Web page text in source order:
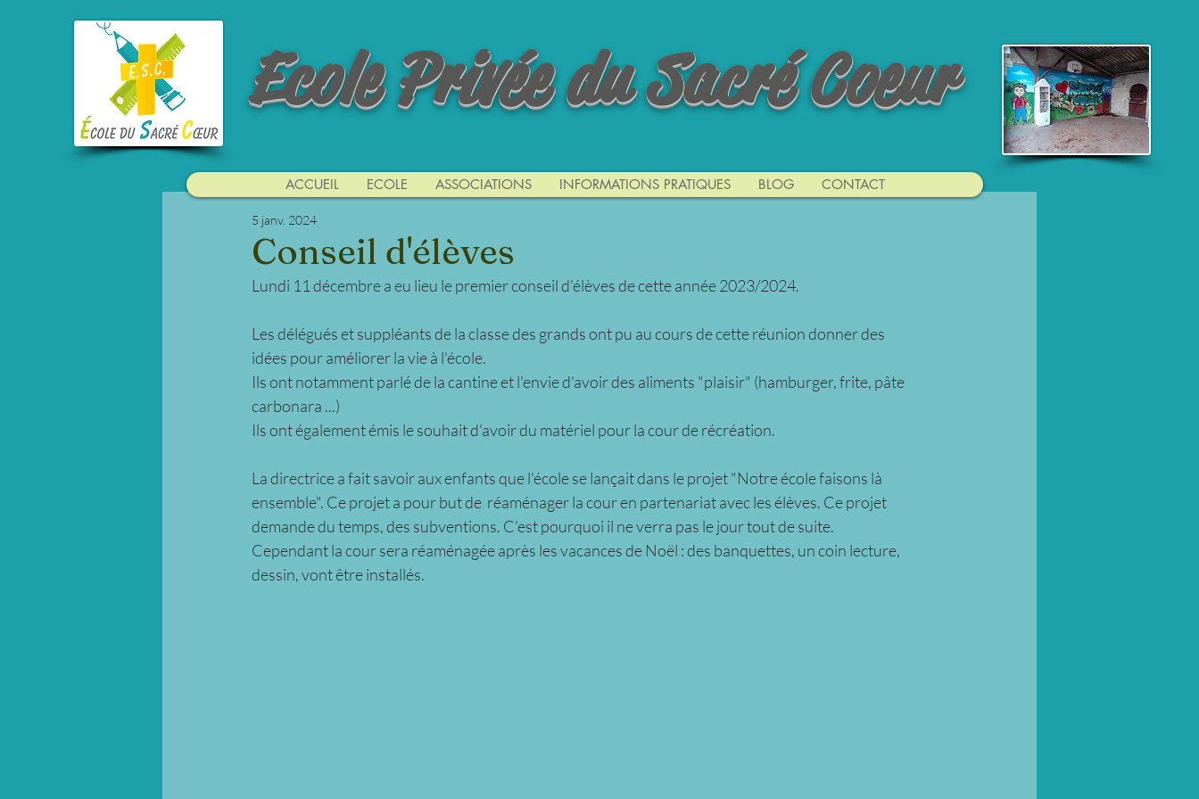
Ecole Privée du Sacré Coeur
ACCUEIL ECOLE ASSOCIATIONS INFORMATIONS PRATIQUES BLOG CONTACT
Conseil d'élèves
5 janv. 2024
Lundi 11 décembre a eu lieu le premier conseil d'élèves de cette année 2023/2024.
Les délégués et suppléants de la classe des grands ont pu au cours de cette réunion donner des
idées pour améliorer la vie à l'école.
Ils ont notamment parlé de la cantine et l'envie d'avoir des aliments "plaisir" (hamburger, frite, pâte
carbonara ...)
Ils ont également émis le souhait d'avoir du matériel pour la cour de récréation.
La directrice a fait savoir aux enfants que l'école se lançait dans le projet "Notre école faisons là
ensemble". Ce projet a pour but de  réaménager la cour en partenariat avec les élèves. Ce projet
demande du temps, des subventions. C'est pourquoi il ne verra pas le jour tout de suite.
Cependant la cour sera réaménagée après les vacances de Noël : des banquettes, un coin lecture,
dessin, vont être installés.